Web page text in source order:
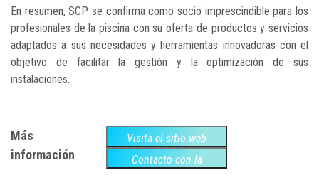
En resumen, SCP se confirma como socio imprescindible para los
profesionales de la piscina con su oferta de productos y servicios
adaptados a sus necesidades y herramientas innovadoras con el
objetivo de facilitar la gestión y la optimización de sus
instalaciones.
Más
información
Visita el sitio web
Contacto con la